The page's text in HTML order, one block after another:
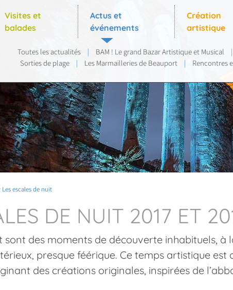
Visites et
balades
Actus et
événements
Création
artistique
Toutes les actualités | BAM ! Le grand Bazar Artistique et Musical |
Sorties de plage
| Les Marmailleries de Beauport | Rencontres
Les escales de nuit
DE NUIT 2017 ET
sont des moments de découverte inhabituels,
presque féérique. Ce temps artistique
des créations originales, inspirées de